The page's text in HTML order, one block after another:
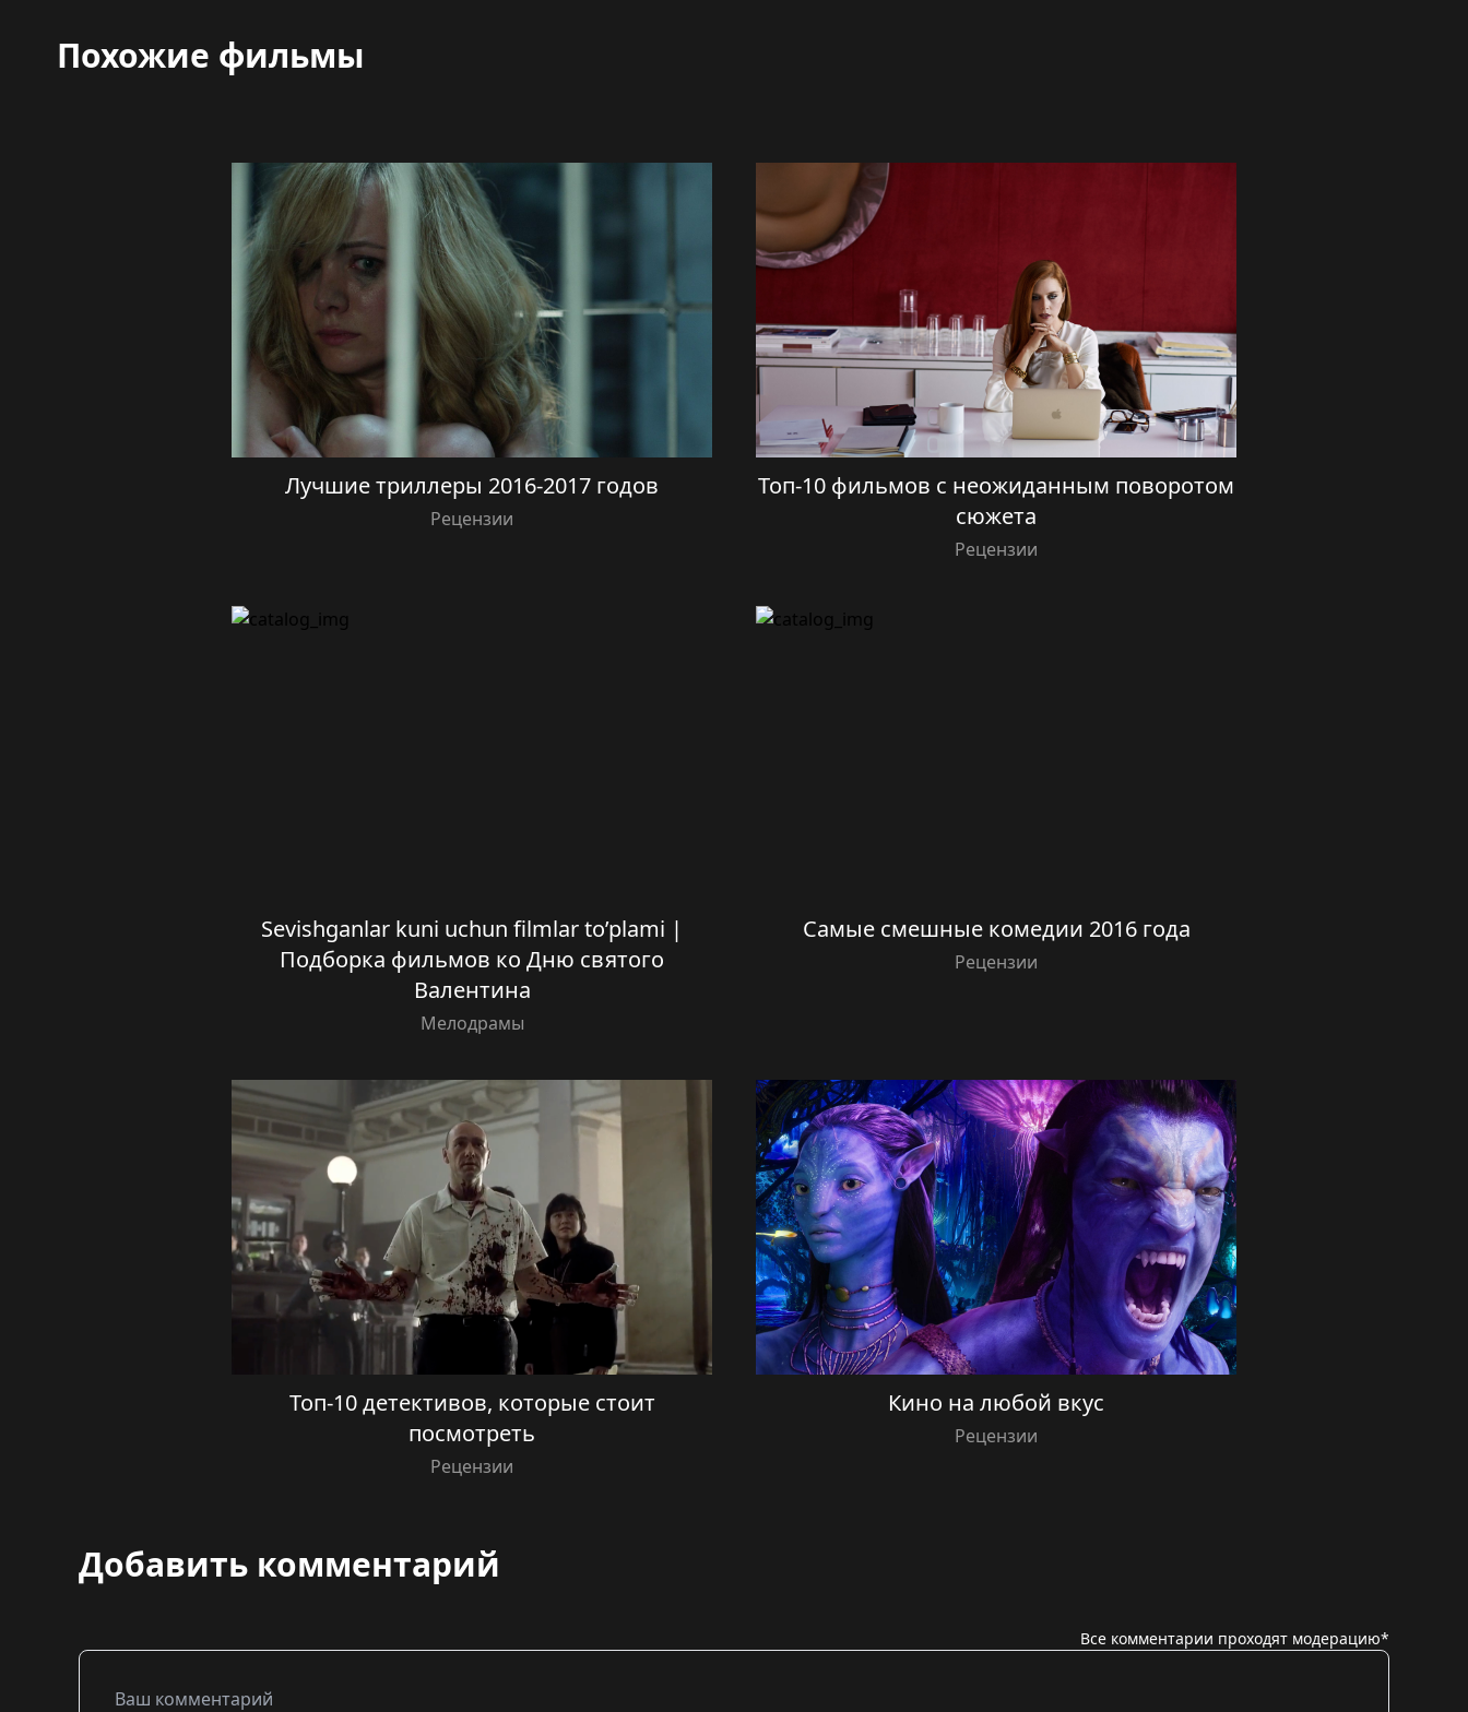
Похожие фильмы
Лучшие триллеры 2016-2017 годов
Рецензии
Топ-10 фильмов с неожиданным поворотом
сюжета
Рецензии
Sevishganlar kuni uchun filmlar to’plami |
Подборка фильмов ко Дню святого
Валентина
Мелодрамы
Самые смешные комедии 2016 года
Рецензии
Топ-10 детективов, которые стоит
посмотреть
Рецензии
Кино на любой вкус
Рецензии
Добавить комментарий
Все комментарии проходят модерацию*